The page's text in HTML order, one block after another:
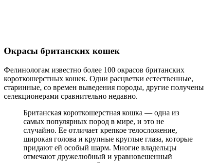
Окрасы британских кошек
Фелинологам известно более 100 окрасов британских
короткошерстных кошек. Одни расцветки естественные,
старинные, со времен выведения породы, другие получены
селекционерами сравнительно недавно.
Британская короткошерстная кошка — одна из
самых популярных пород в мире, и это не
случайно. Ее отличает крепкое телосложение,
широкая голова и крупные круглые глаза, которые
придают ей особый шарм. Многие владельцы
отмечают дружелюбный и уравновешенный